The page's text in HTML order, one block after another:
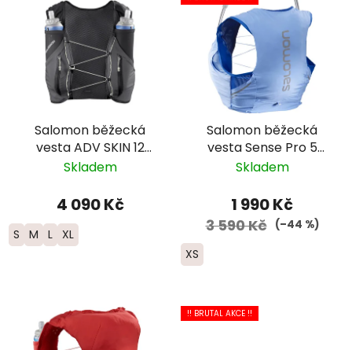
Salomon běžecká
vesta ADV SKIN 12
GRADIENT SET –
Skladem
4 090 Kč
S M L XL
Salomon běžecká
vesta Sense Pro 5
Set- dámská-světlé
Skladem
1 990 Kč
3 590 Kč (–44 %)
XS
!! BRUTAL AKCE !!